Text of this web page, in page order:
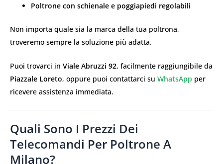
Poltrone con schienale e poggiapiedi regolabili
Non importa quale sia la marca della tua poltrona,
troveremo sempre la soluzione più adatta.
Puoi trovarci in Viale Abruzzi 92, facilmente raggiungibile da
Piazzale Loreto, oppure puoi contattarci su WhatsApp per
ricevere assistenza immediata.
Quali Sono I Prezzi Dei
Telecomandi Per Poltrone A
Milano?